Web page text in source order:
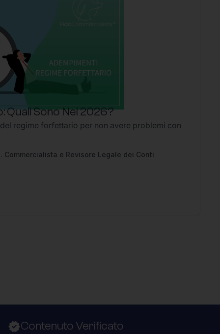
Sono Nel 2026?
regime forfettario per non avere problemi con
Commercialista e Revisore Legale dei Conti
Contenuto Verificato